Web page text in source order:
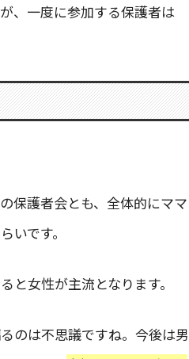
、一度に参加する保護者は
保護者会とも、全体的にママ
いです。
と女性が主流となります。
のは不思議ですね。今後は男